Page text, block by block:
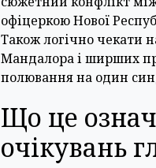
офіцеркою Нової
Також логічно чекати
Мандалора і ширших
полювання на один
Що це
очікувань